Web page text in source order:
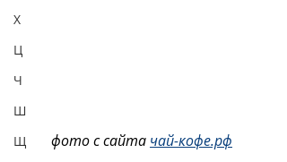
Х
Ц
Ч
Ш
Щ
фото с сайта чай-кофе.рф